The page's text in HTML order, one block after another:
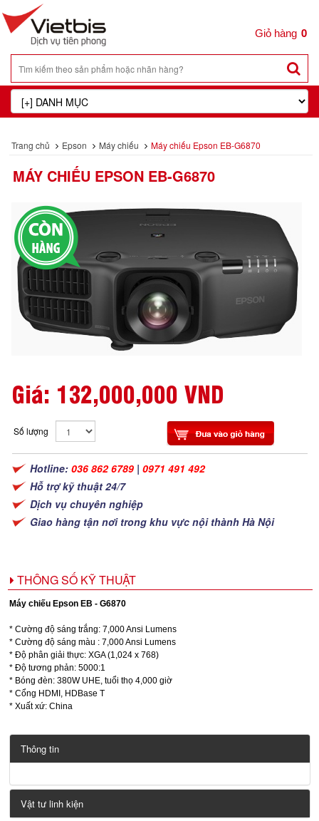
0
Trang chủ Epson Máy chiếu Máy chiếu Epson EB-G6870
MÁY CHIẾU EPSON EB-G6870
Giá: 132,000,000 VND
Số lượng
Hotline: 036 862 6789 | 0971 491 492
Hỗ trợ kỹ thuật 24/7
Dịch vụ chuyên nghiệp
Giao hàng tận nơi trong khu vực nội thành Hà Nội
THÔNG SỐ KỸ THUẬT
Máy chiếu Epson EB - G6870
* Cường độ sáng trắng: 7,000 Ansi Lumens
* Cường độ sáng màu : 7,000 Ansi Lumens
* Độ phân giải thực: XGA (1,024 x 768)
* Độ tương phản: 5000:1
* Bóng đèn: 380W UHE, tuổi thọ 4,000 giờ
* Cổng HDMI, HDBase T
* Xuất xứ: China
Thông tin
Vật tư linh kiện